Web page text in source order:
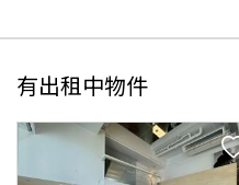
有出租中物件